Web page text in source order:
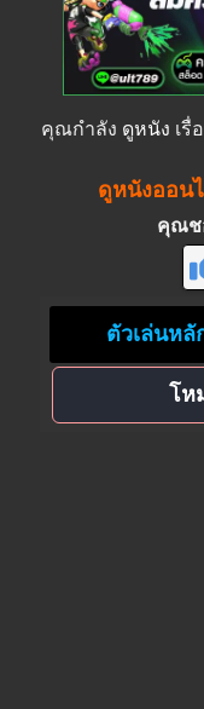
คุณกำลัง ดูหนัง เรื่
ดูหนังออน
คุณช
ตัวเล่นหลั
โห